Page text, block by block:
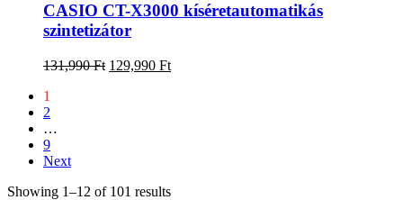
CASIO CT-X3000 kíséretautomatikás
szintetizátor
131,990Ft 129,990 Ft
1
2
…
9
Next
Showing 1–12 of 101 results